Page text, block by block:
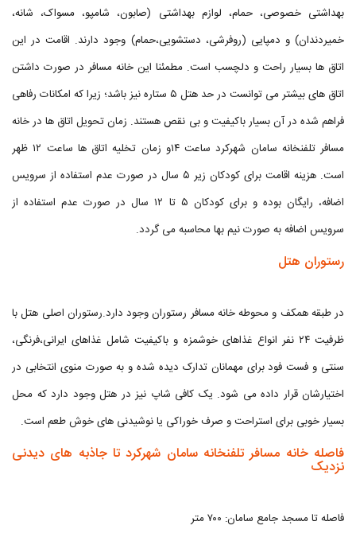
بهداشتی خصوصی، حمام، لوازم بهداشتی (صابون، شامپو، مسواک، شانه،
خمیردندان) و دمپایی (روفرشی، دستشویی،حمام) وجود دارند. اقامت در این
اتاق ها بسیار راحت و دلچسب است. مطمئنا این خانه مسافر در صورت داشتن
اتاق های بیشتر می توانست در حد هتل ۵ ستاره نیز باشد؛ زیرا که امکانات رفاهی
فراهم شده در آن بسیار باکیفیت و بی نقص هستند. زمان تحویل اتاق ها در خانه
مسافر تلفنخانه سامان شهرکرد ساعت ۱۴و زمان تخلیه اتاق ها ساعت ۱۲ ظهر
است. هزینه اقامت برای کودکان زیر ۵ سال در صورت عدم استفاده از سرویس
اضافه، رایگان بوده و برای کودکان ۵ تا ۱۲ سال در صورت عدم استفاده از
سرویس اضافه به صورت نیم بها محاسبه می گردد.
رستوران هتل
در طبقه همکف و محوطه خانه مسافر رستوران وجود دارد.رستوران اصلی هتل با
ظرفیت ۲۴ نفر انواع غذاهای خوشمزه و باکیفیت شامل غذاهای ایرانی،فرنگی،
سنتی و فست فود برای مهمانان تدارک دیده شده و به صورت منوی انتخابی در
اختیارشان قرار داده می شود. یک کافی شاپ نیز در هتل وجود دارد که محل
بسیار خوبی برای استراحت و صرف خوراکی یا نوشیدنی های خوش طعم است.
فاصله خانه مسافر تلفنخانه سامان شهرکرد تا جاذبه های دیدنی
نزدیک
فاصله تا مسجد جامع سامان: ۷۰۰ متر